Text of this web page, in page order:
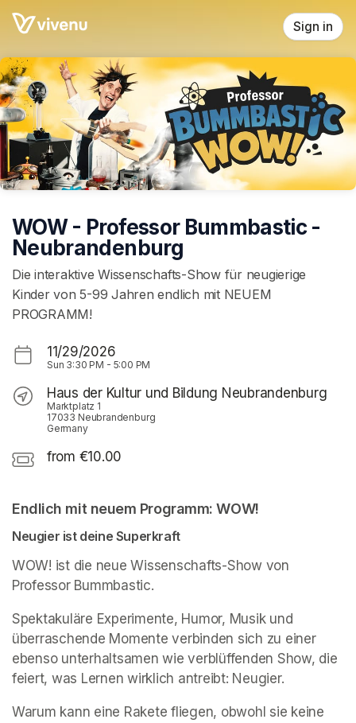
Skip header
Sign in
WOW - Professor Bummbastic -
Neubrandenburg
Die interaktive Wissenschafts-Show für neugierige
Kinder von 5-99 Jahren endlich mit NEUEM
PROGRAMM!
11/29/2026
Sun 3:30 PM - 5:00 PM
Haus der Kultur und Bildung Neubrandenburg
Marktplatz 1
17033 Neubrandenburg
Germany
from €10.00
Endlich mit neuem Programm: WOW!
Neugier ist deine Superkraft
WOW! ist die neue Wissenschafts-Show von
Professor Bummbastic.
Spektakuläre Experimente, Humor, Musik und
überraschende Momente verbinden sich zu einer
ebenso unterhaltsamen wie verblüffenden Show, die
feiert, was Lernen wirklich antreibt: Neugier.
Warum kann eine Rakete fliegen, obwohl sie keine